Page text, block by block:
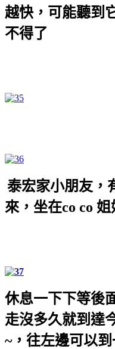
越快，可能聽到
不得了
泰宏家小朋友，
來，坐在co co 姐
休息一下下等後
走沒多久就到達
~，往左邊可以